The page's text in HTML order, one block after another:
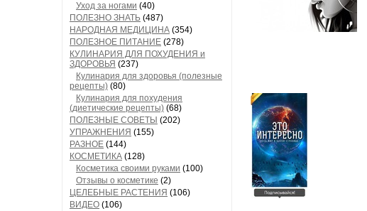
Уход за ногами (40)
ПОЛЕЗНО ЗНАТЬ (487)
НАРОДНАЯ МЕДИЦИНА (354)
ПОЛЕЗНОЕ ПИТАНИЕ (278)
КУЛИНАРИЯ ДЛЯ ПОХУДЕНИЯ и
ЗДОРОВЬЯ (237)
Кулинария для здоровья (полезные
рецепты) (80)
Кулинария для похудения
(диетические рецепты) (68)
ПОЛЕЗНЫЕ СОВЕТЫ (202)
УПРАЖНЕНИЯ (155)
РАЗНОЕ (144)
КОСМЕТИКА (128)
Косметика своими руками (100)
Отзывы о косметике (2)
ЦЕЛЕБНЫЕ РАСТЕНИЯ (106)
ВИДЕО (106)